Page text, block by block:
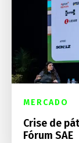
MERCADO
Crise de
Fórum SAE